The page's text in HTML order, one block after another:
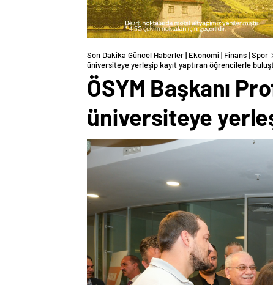
Son Dakika Güncel Haberler | Ekonomi | Finans | Spor
üniversiteye yerleşip kayıt yaptıran öğrencilerle
ÖSYM Başkanı
üniversiteye